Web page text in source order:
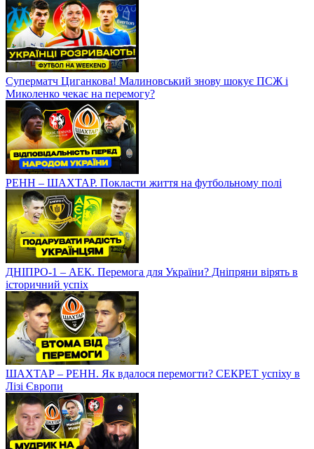
Суперматч Циганкова! Малиновський знову шокує ПСЖ і
Миколенко чекає на перемогу?
РЕНН – ШАХТАР. Покласти життя на футбольному полі
ДНІПРО-1 – АЕК. Перемога для України? Дніпряни вірять в
історичний успіх
ШАХТАР – РЕНН. Як вдалося перемогти? СЕКРЕТ успіху в
Лізі Європи